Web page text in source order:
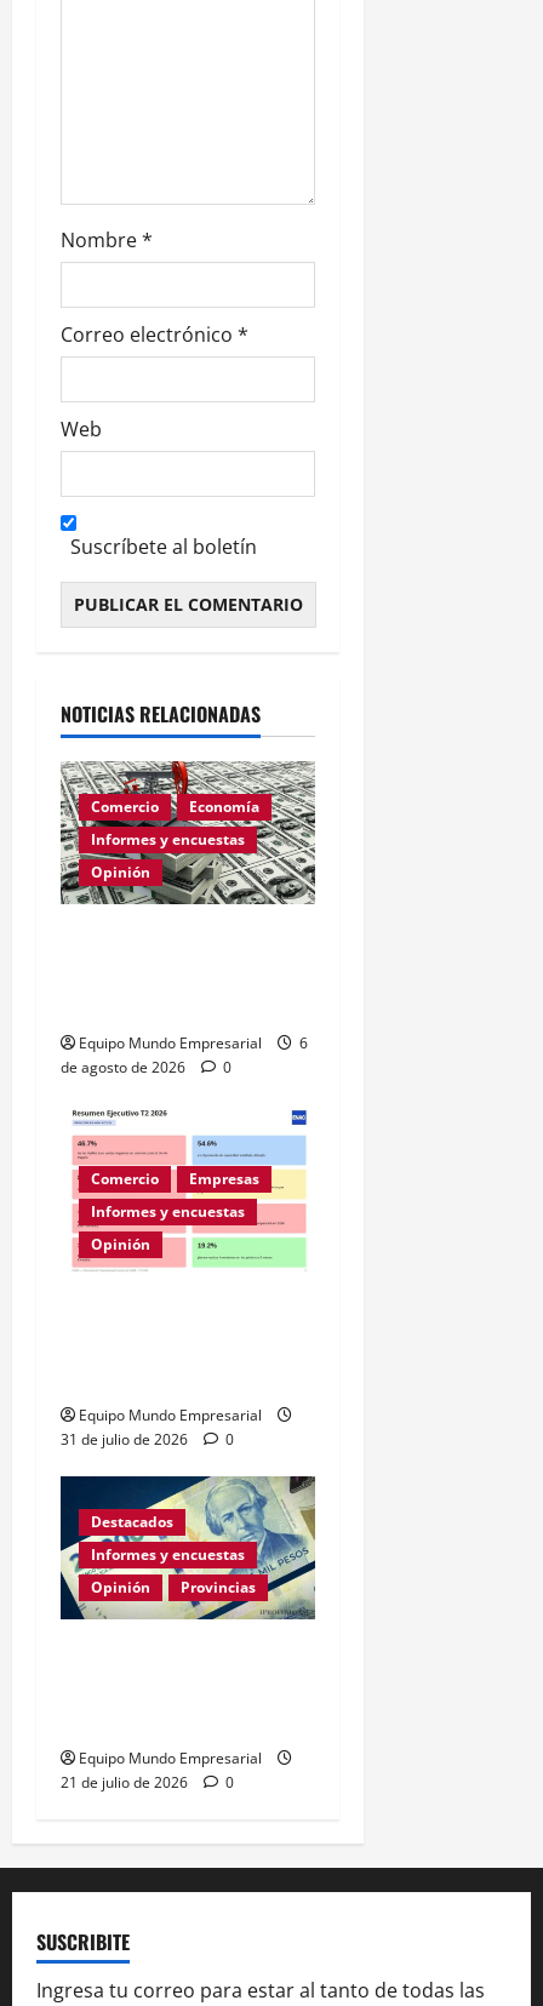
a
d
a
s
Nombre*
Correo electrónico *
Web
Suscríbete al boletín
NOTICIAS RELACIONADAS
Comercio
Economía
Informes y encuestas
Opinión
Equipo Mundo Empresarial
6
de agosto de 2026
0
Comercio
Empresas
Informes y encuestas
Opinión
Equipo Mundo Empresarial
31 de julio de 2026
0
Destacados
Informes y encuestas
Opinión
Provincias
Equipo Mundo Empresarial
21 de julio de 2026
0
SUSCRIBITE
Ingresa tu correo para estar al tanto de todas las